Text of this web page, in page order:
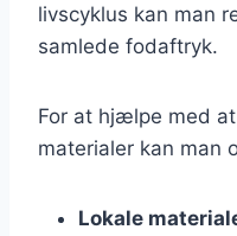
livscyklus kan man
samlede fodaftryk.
For at hjælpe med
materialer kan man
Lokale